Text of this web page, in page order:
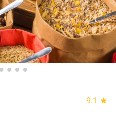
9.1 star